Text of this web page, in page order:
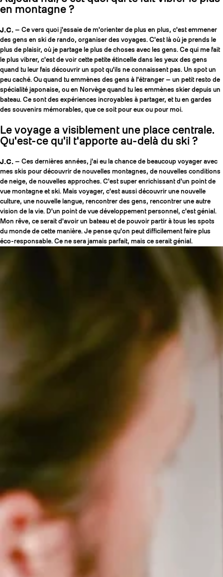
en montagne ?
J.C. — Ce vers quoi j'essaie de m'orienter de plus en plus, c'est emmener
des gens en ski de rando, organiser des voyages. C'est là où je prends le
plus de plaisir, où je partage le plus de choses avec les gens. Ce qui me fait
le plus vibrer, c'est de voir cette petite étincelle dans les yeux des gens
quand tu leur fais découvrir un spot qu'ils ne connaissent pas. Un spot un
peu caché. Ou quand tu emmènes des gens à l'étranger — un petit resto de
spécialité japonaise, ou en Norvège quand tu les emmènes skier depuis un
bateau. Ce sont des expériences incroyables à partager, et tu en gardes
des souvenirs mémorables, que ce soit pour eux ou pour moi.
Le voyage a visiblement une place centrale.
Qu'est-ce qu'il t'apporte au-delà du ski ?
J.C. — Ces dernières années, j'ai eu la chance de beaucoup voyager avec
mes skis pour découvrir de nouvelles montagnes, de nouvelles conditions
de neige, de nouvelles approches. C'est super enrichissant d'un point de
vue montagne et ski. Mais voyager, c'est aussi découvrir une nouvelle
culture, une nouvelle langue, rencontrer des gens, rencontrer une autre
vision de la vie. D'un point de vue développement personnel, c'est génial.
Mon rêve, ce serait d'avoir un bateau et de pouvoir partir à tous les spots
du monde de cette manière. Je pense qu'on peut difficilement faire plus
éco-responsable. Ce ne sera jamais parfait, mais ce serait génial.